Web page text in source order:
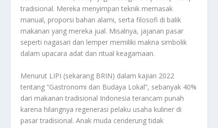
tradisional. Mereka menyimpan teknik memasak
manual, proporsi bahan alami, serta filosofi di balik
makanan yang mereka jual. Misalnya, jajanan pasar
seperti nagasari dan lemper memiliki makna simbolik
dalam upacara adat dan ritual keagamaan.
Menurut LIPI (sekarang BRIN) dalam kajian 2022
tentang “Gastronomi dan Budaya Lokal”, sebanyak 40%
dari makanan tradisional Indonesia terancam punah
karena hilangnya regenerasi pelaku usaha kuliner di
pasar tradisional. Anak muda cenderung tidak